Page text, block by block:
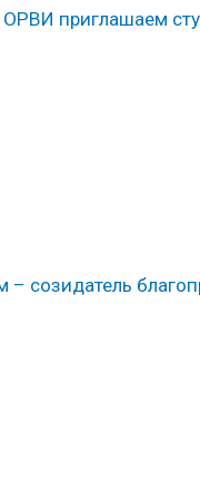
приглашаем
созидатель